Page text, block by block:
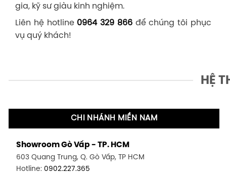
gia, kỹ sư giàu kinh nghiệm.
Liên hệ hotline 0964 329 866để chúng tôi phục
vụ quý khách!
HỆ
CHI NHÁNH MIỀN NAM
Showroom Gò Vấp - TP. HCM
603 Quang Trung, Q. Gò Vấp, TP HCM
Hotline: 0902.227.365